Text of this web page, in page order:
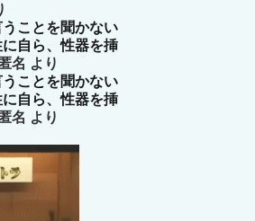
ことを聞かない
自ら、性器を挿
匿名 より
ことを聞かない
自ら、性器を挿
匿名 より